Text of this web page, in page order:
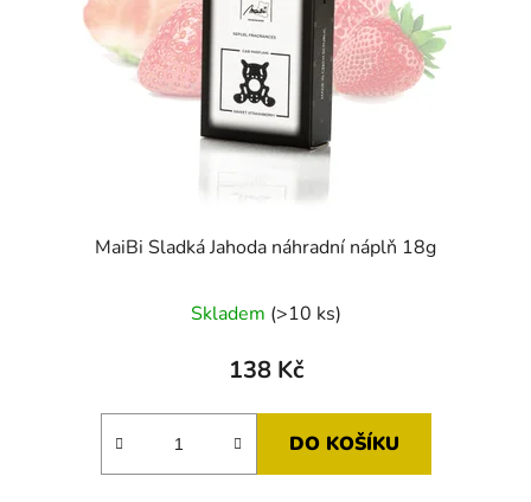
MaiBi Sladká Jahoda náhradní náplň 18g
Skladem (>10 ks)
138 Kč
DO KOŠÍKU